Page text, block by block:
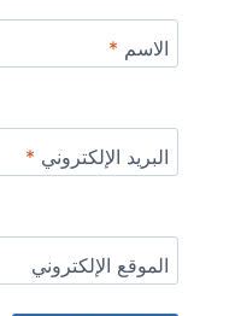
الاسم *
البريد الإلكتروني *
الموقع الإلكتروني